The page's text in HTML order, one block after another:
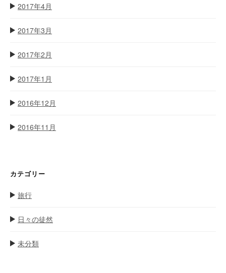
2017年4月
2017年3月
2017年2月
2017年1月
2016年12月
2016年11月
カテゴリー
旅行
日々の徒然
未分類